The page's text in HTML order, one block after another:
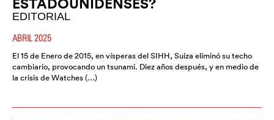
EDITORIAL
ABRIL 2025
El 15 de Enero de 2015, en vísperas del SIHH, Suiza eliminó su techo
cambiario, provocando un tsunami. Diez años después, y en medio de
la crisis de Watches (…)